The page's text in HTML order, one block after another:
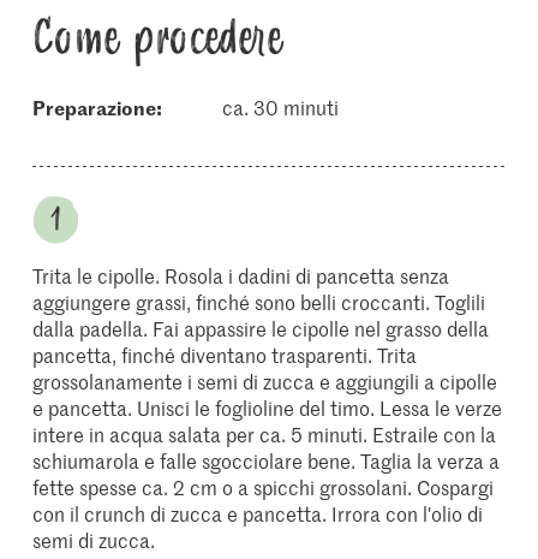
Come procedere
Preparazione: ca. 30 minuti
Trita le cipolle. Rosola i dadini di pancetta senza
aggiungere grassi, finché sono belli croccanti. Toglili
dalla padella. Fai appassire le cipolle nel grasso della
pancetta, finché diventano trasparenti. Trita
grossolanamente i semi di zucca e aggiungili a cipolle
e pancetta. Unisci le foglioline del timo. Lessa le verze
intere in acqua salata per ca. 5 minuti. Estraile con la
schiumarola e falle sgocciolare bene. Taglia la verza a
fette spesse ca. 2 cm o a spicchi grossolani. Cospargi
con il crunch di zucca e pancetta. Irrora con l'olio di
semi di zucca.